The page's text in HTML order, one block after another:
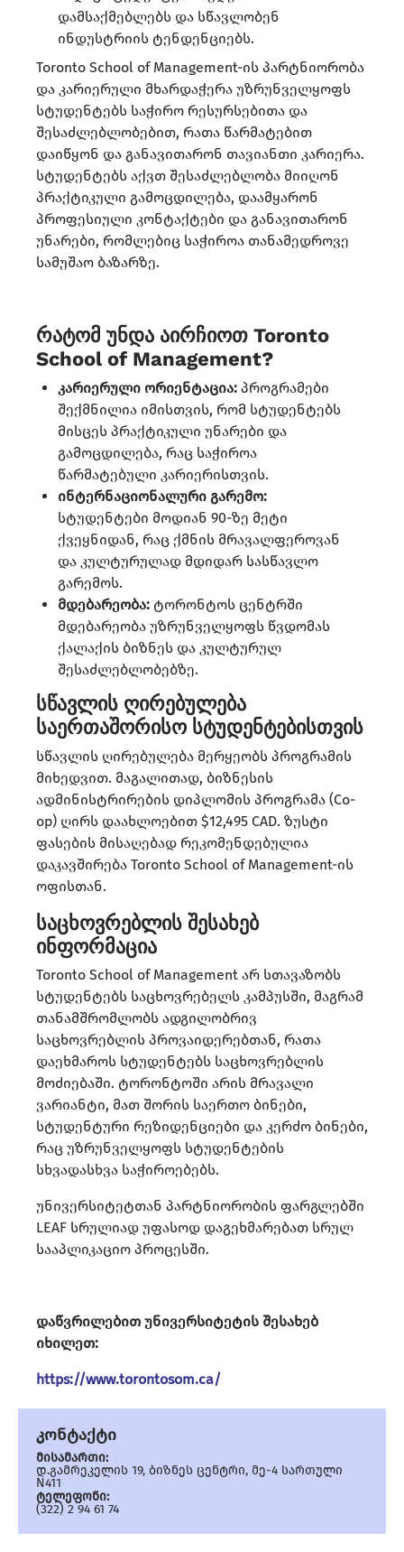
დამსაქმებლებს და სწავლობენ
ინდუსტრიის ტენდენციებს.​
Toronto School of Management-ის პარტნიორობა
და კარიერული მხარდაჭერა უზრუნველყოფს
სტუდენტებს საჭირო რესურსებითა და
შესაძლებლობებით, რათა წარმატებით
დაიწყონ და განავითარონ თავიანთი კარიერა.
სტუდენტებს აქვთ შესაძლებლობა მიიღონ
პრაქტიკული გამოცდილება, დაამყარონ
პროფესიული კონტაქტები და განავითარონ
უნარები, რომლებიც საჭიროა თანამედროვე
სამუშაო ბაზარზე.
რატომ უნდა აირჩიოთ Toronto
School of Management?
კარიერული ორიენტაცია: პროგრამები
შექმნილია იმისთვის, რომ სტუდენტებს
მისცეს პრაქტიკული უნარები და
გამოცდილება, რაც საჭიროა
წარმატებული კარიერისთვის.​
ინტერნაციონალური გარემო:
სტუდენტები მოდიან 90-ზე მეტი
ქვეყნიდან, რაც ქმნის მრავალფეროვან
და კულტურულად მდიდარ სასწავლო
გარემოს. ​
მდებარეობა: ტორონტოს ცენტრში
მდებარეობა უზრუნველყოფს წვდომას
ქალაქის ბიზნეს და კულტურულ
შესაძლებლობებზე.​
სწავლის ღირებულება
საერთაშორისო სტუდენტებისთვის
სწავლის ღირებულება მერყეობს პროგრამის
მიხედვით. მაგალითად, ბიზნესის
ადმინისტრირების დიპლომის პროგრამა (Co-
op) ღირს დაახლოებით $12,495 CAD. ზუსტი
ფასების მისაღებად რეკომენდებულია
დაკავშირება Toronto School of Management-ის
ოფისთან.
საცხოვრებლის შესახებ
ინფორმაცია
Toronto School of Management არ სთავაზობს
სტუდენტებს საცხოვრებელს კამპუსში, მაგრამ
თანამშრომლობს ადგილობრივ
საცხოვრებლის პროვაიდერებთან, რათა
დაეხმაროს სტუდენტებს საცხოვრებლის
მოძიებაში. ტორონტოში არის მრავალი
ვარიანტი, მათ შორის საერთო ბინები,
სტუდენტური რეზიდენციები და კერძო ბინები,
რაც უზრუნველყოფს სტუდენტების
სხვადასხვა საჭიროებებს.
უნივერსიტეტთან პარტნიორობის ფარგლებში
LEAF სრულიად უფასოდ დაგეხმარებათ სრულ
სააპლიკაციო პროცესში.
დაწვრილებით უნივერსიტეტის შესახებ
იხილეთ:
https://www.torontosom.ca/
კონტაქტი
მისამართი:
დ.გამრეკელის 19, ბიზნეს ცენტრი, მე-4 სართული
N411
ტელეფონი:
(322) 2 94 61 74